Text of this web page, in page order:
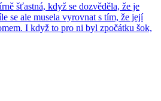
šťastná, když se dozvěděla, že je
se ale musela vyrovnat s tím, že její
I když to pro ni byl zpočátku šok,